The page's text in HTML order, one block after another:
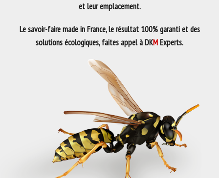
et leur emplacement.
Le savoir-faire made in France, le résultat 100% garanti et des
solutions écologiques, faites appel à DKMExperts.